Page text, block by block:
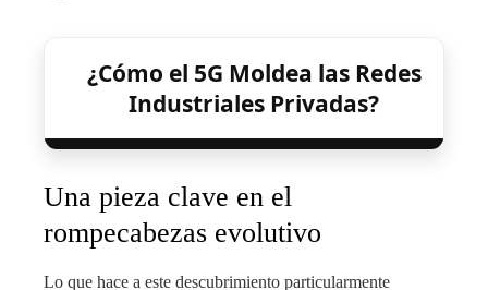
¿Cómo el 5G Moldea las Redes
Industriales Privadas?
Una pieza clave en el
rompecabezas evolutivo
Lo que hace a este descubrimiento particularmente